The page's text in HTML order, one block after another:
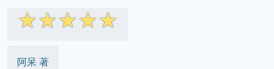
☆☆☆☆☆
阿呆 著